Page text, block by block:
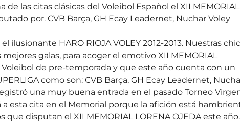
de las citas clásicas del Voleibol Español el XII MEMORIAL
por. CVB Barça, GH Ecay Leadernet, Nuchar Voley
HARO RIOJA VOLEY 2012-2013. Nuestras
galas, para acoger el emotivo XII MEMORIAL
Voleibol de pre-temporada y que este año cuenta con un
como son: CVB Barça, GH Ecay Leadernet,
una muy buena entrada en el pasado Torneo
a esta cita en el Memorial porque la afición está
disputan el XII MEMORIAL LORENA OJEDA este año.